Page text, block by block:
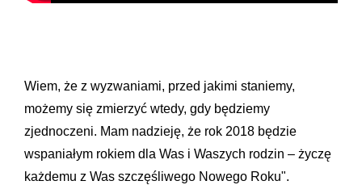
Wiem, że z wyzwaniami, przed jakimi staniemy,
możemy się zmierzyć wtedy, gdy będziemy
zjednoczeni. Mam nadzieję, że rok 2018 będzie
wspaniałym rokiem dla Was i Waszych rodzin – życzę
każdemu z Was szczęśliwego Nowego Roku".